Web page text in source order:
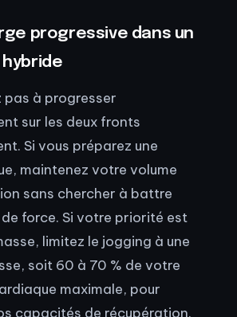
progressive dans un
pas à progresser
sur les deux fronts
Si vous préparez une
maintenez votre volume
sans chercher à battre
force. Si votre priorité est
limitez le jogging à une
soit 60 à 70 % de votre
maximale, pour
capacités de récupération.